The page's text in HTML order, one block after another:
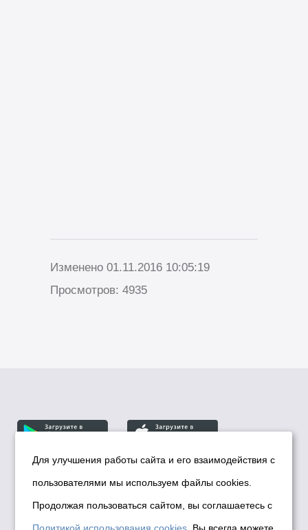
Изменено 01.11.2016 10:05:19
Просмотров: 4935
© Департамент информационной политики мэрии
города Новосибирска, 2026
Политика использования Cookies
Для улучшения работы сайта и его взаимодействия с
пользователями мы используем файлы cookies.
Продолжая пользоваться сайтом, вы соглашаетесь с